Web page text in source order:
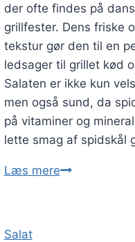
der ofte findes på
grillfester. Dens friske
tekstur gør den til en
ledsager til grillet kød
Salaten er ikke kun
men også sund, da
på vitaminer og
lette smag af spidskål
Læs mereSpidskålssalat
Salat